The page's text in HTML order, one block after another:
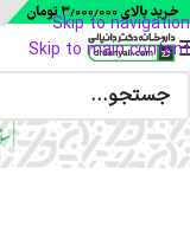
Skip to navigation
Skip to main content